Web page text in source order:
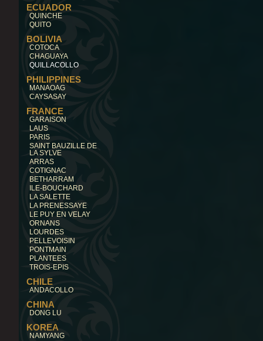
ECUADOR
QUINCHE
QUITO
BOLIVIA
COTOCA
CHAGUAYA
QUILLACOLLO
PHILIPPINES
MANAOAG
CAYSASAY
FRANCE
GARAISON
LAUS
PARIS
SAINT BAUZILLE DE
LA SYLVE
ARRAS
COTIGNAC
BETHARRAM
ILE-BOUCHARD
LA SALETTE
LA PRENESSAYE
LE PUY EN VELAY
ORNANS
LOURDES
PELLEVOISIN
PONTMAIN
PLANTEES
TROIS-EPIS
CHILE
ANDACOLLO
CHINA
DONG LU
KOREA
NAMYANG